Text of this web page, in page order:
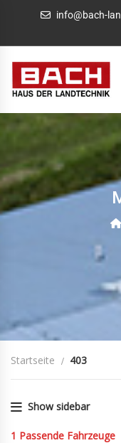
info@bach-
Startseite 403
Show sidebar
1 Passende Fahrzeuge